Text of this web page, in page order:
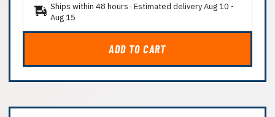
Ships within 48 hours · Estimated deliveryAug 10 -
Aug 15
ADD TO CART